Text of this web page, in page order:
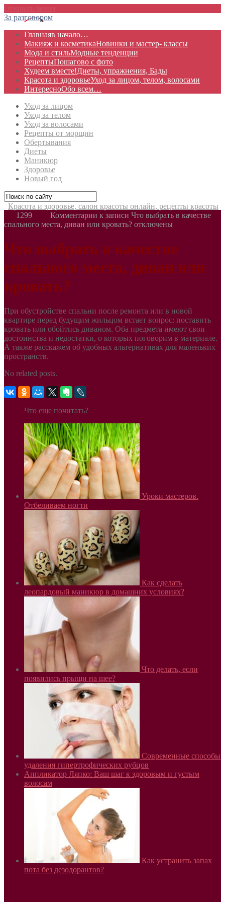
За разговором
Главнаяв начало…
Макияж и косметикаНовинки и мастер- классы
Мода и стильМодные тенденции
РецептыПошагово с фото
Худеем вместе!Диеты, упражнения, Бады
Красота и здоровьеУход за лицом, телом, волосами
ИнтересноОбо всем…
Уход за лицом
Уход за телом
Уход за волосами
Рецепты от морщин
Обертывания
Диеты
Маникюр
Здоровье
Новый год
Красота и здоровье, салон красоты онлайн, рецепты красоты
1299
Комментарии к записи Что выбрать в качестве
спального места, диван или кровать? отключены
Что выбрать в качестве
спального места, диван или
кровать?
При обустройстве спальни после ремонта или в новой
квартире перед будущим жильцом встает вопрос: поставить
кровать или обойтись диваном. Оба предмета имеют свои
достоинства и недостатки, о которых поговорим в материале.
А также расскажем об удобных альтернативах для маленьких
пространств.
No related posts.
Что еще почитать?
Уроки мастеров.
Отбеливаем ногти
Как сделать
леопардовый маникюр в домашних условиях?
Что делать, если
появились прыщи на шее?
Современные способы
удаления гипертрофических рубцов
Аппликатор Ляпко: Ваш шаг к здоровым и густым
волосам
Как устранить запах
пота без дезодорантов?